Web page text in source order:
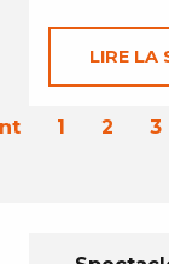
LIRE LA
1 2 3